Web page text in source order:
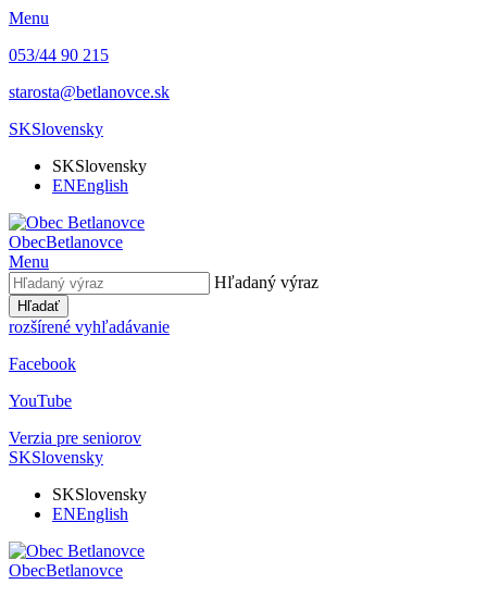
Menu
053/44 90 215
starosta@betlanovce.sk
SKSlovensky
SKSlovensky
ENEnglish
ObecBetlanovce
Menu
Hľadaný výraz
Hľadať
rozšírené vyhľadávanie
Facebook
YouTube
Verzia pre seniorov
SKSlovensky
SKSlovensky
ENEnglish
ObecBetlanovce